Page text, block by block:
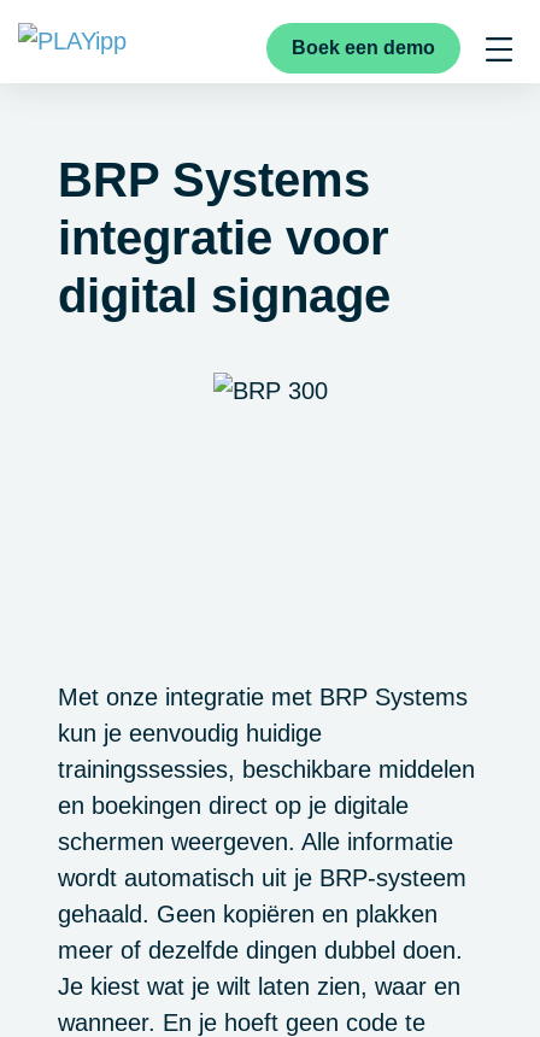
Boek een demo
BRP Systems
integratie voor
digital signage
Met onze integratie met BRP Systems
kun je eenvoudig huidige
trainingssessies, beschikbare middelen
en boekingen direct op je digitale
schermen weergeven. Alle informatie
wordt automatisch uit je BRP-systeem
gehaald. Geen kopiëren en plakken
meer of dezelfde dingen dubbel doen.
Je kiest wat je wilt laten zien, waar en
wanneer. En je hoeft geen code te